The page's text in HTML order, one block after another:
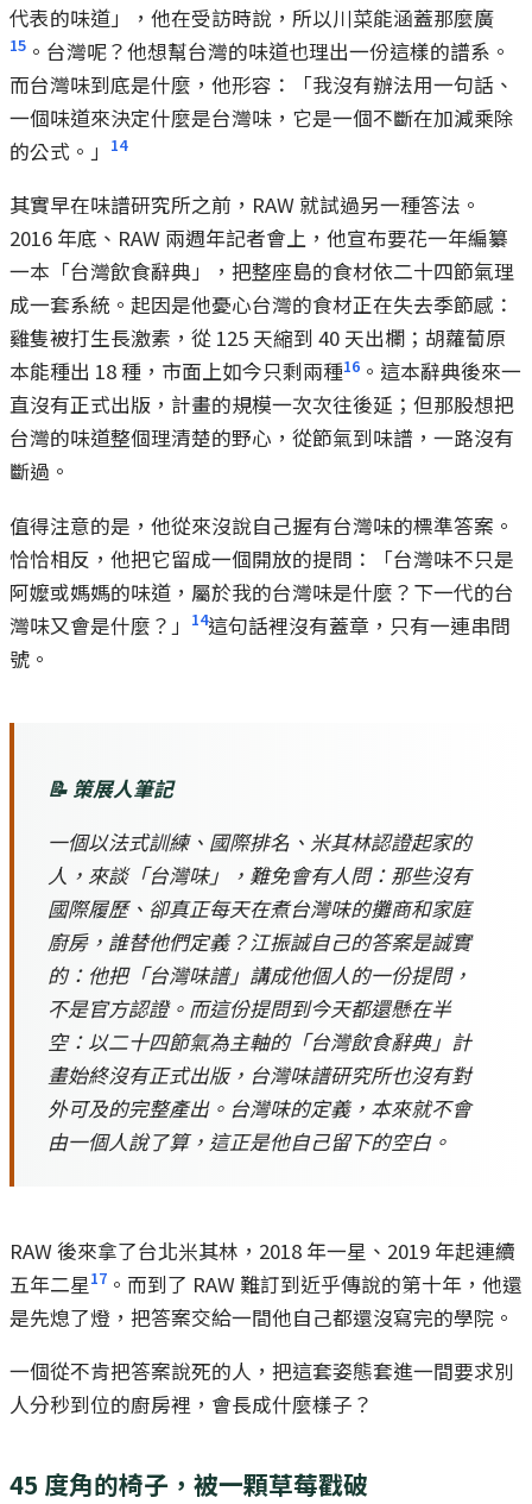
代表的味道」，他在受訪時說，所以川菜能涵蓋那麼廣
15 。台灣呢？他想幫台灣的味道也理出一份這樣的譜系。
而台灣味到底是什麼，他形容：「我沒有辦法用一句話、
一個味道來決定什麼是台灣味，它是一個不斷在加減乘除
的公式。」
14
其實早在味譜研究所之前，RAW 就試過另一種答法。
2016 年底、RAW 兩週年記者會上，他宣布要花一年編纂
一本「台灣飲食辭典」，把整座島的食材依二十四節氣理
成一套系統。起因是他憂心台灣的食材正在失去季節感：
雞隻被打生長激素，從 125 天縮到 40 天出欄；胡蘿蔔原
本能種出 18 種，市面上如今只剩兩種16 。這本辭典後來一
直沒有正式出版，計畫的規模一次次往後延；但那股想把
台灣的味道整個理清楚的野心，從節氣到味譜，一路沒有
斷過。
值得注意的是，他從來沒說自己握有台灣味的標準答案。
恰恰相反，他把它留成一個開放的提問：「台灣味不只是
阿嬤或媽媽的味道，屬於我的台灣味是什麼？下一代的台
灣味又會是什麼？」
14這句話裡沒有蓋章，只有一連串問
號。
📝 策展人筆記
一個以法式訓練、國際排名、米其林認證起家的
人，來談「台灣味」，難免會有人問：那些沒有
國際履歷、卻真正每天在煮台灣味的攤商和家庭
廚房，誰替他們定義？江振誠自己的答案是誠實
的：他把「台灣味譜」講成他個人的一份提問，
不是官方認證。而這份提問到今天都還懸在半
空：以二十四節氣為主軸的「台灣飲食辭典」計
畫始終沒有正式出版，台灣味譜研究所也沒有對
外可及的完整產出。台灣味的定義，本來就不會
由一個人說了算，這正是他自己留下的空白。
RAW 後來拿了台北米其林，2018 年一星、2019 年起連續
五年二星17 。而到了 RAW 難訂到近乎傳說的第十年，他還
是先熄了燈，把答案交給一間他自己都還沒寫完的學院。
一個從不肯把答案說死的人，把這套姿態套進一間要求別
人分秒到位的廚房裡，會長成什麼樣子？
45 度角的椅子，被一顆草莓戳破